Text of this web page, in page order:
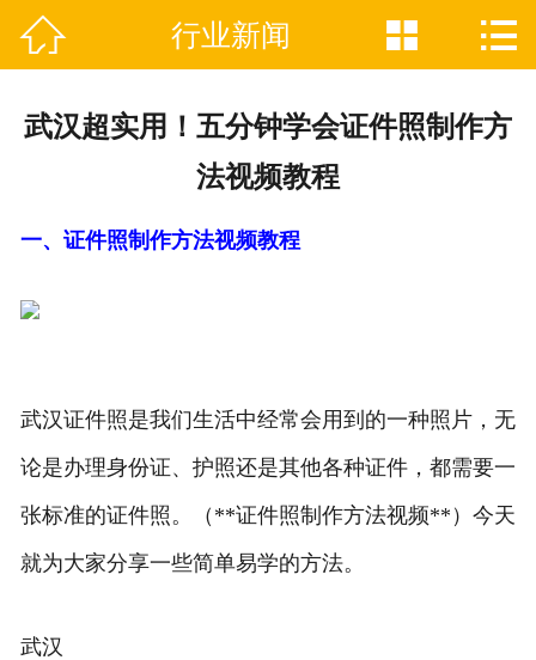
网站首页
 行业新闻  
武汉超实用！五分钟学会证件照制作方
法视频教程
一、证件照制作方法视频教程
武汉证件照是我们生活中经常会用到的一种照片，无
论是办理身份证、护照还是其他各种证件，都需要一
张标准的证件照。（**证件照制作方法视频**）今天
就为大家分享一些简单易学的方法。
武汉